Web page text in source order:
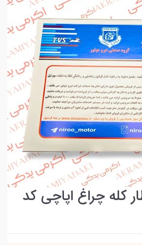
کله چراغ اپاچی کد